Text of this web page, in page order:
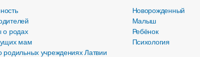
о родах
мам
родильных учреждениях Латвии
Новорожденный
Малыш
Ребёнок
Психология